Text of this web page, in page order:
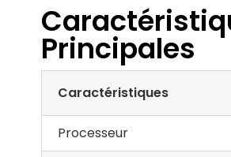
Principales
Caractéristiques
Processeur